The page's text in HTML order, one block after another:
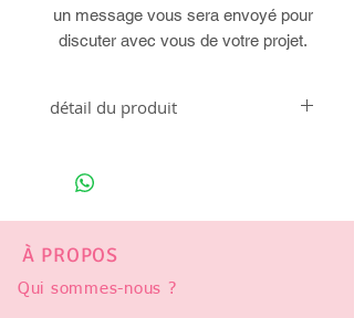
un message vous sera envoyé pour
discuter avec vous de votre projet.
détail du produit
Dimensions
A4 : 21x29,7cm
A3 : 29,7x42cm
À PROPOS
Qui sommes-nous ?